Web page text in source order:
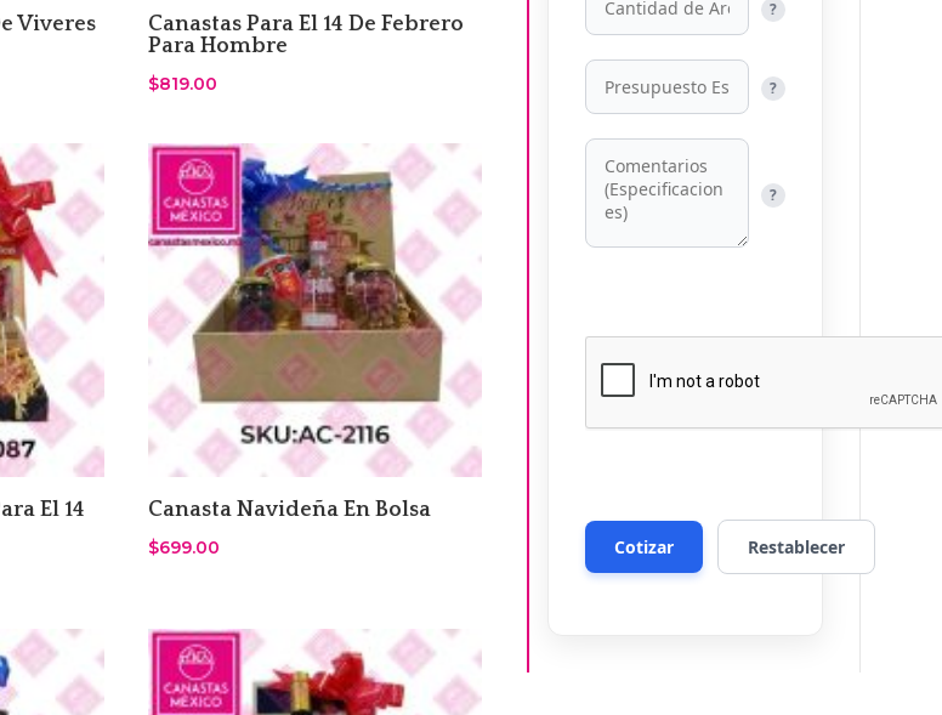
Viveres
Canastas Para El 14 De Febrero
Para Hombre
$819.00
El 14
Canasta Navideña En Bolsa
$699.00
?
?
?